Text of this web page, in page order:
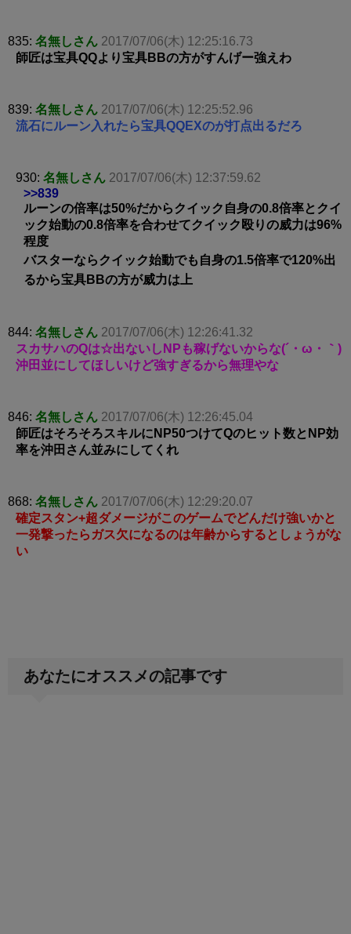
835: 名無しさん 2017/07/06(木) 12:25:16.73
師匠は宝具QQより宝具BBの方がすんげー強えわ
839: 名無しさん 2017/07/06(木) 12:25:52.96
流石にルーン入れたら宝具QQEXのが打点出るだろ
930: 名無しさん 2017/07/06(木) 12:37:59.62
>>839
ルーンの倍率は50%だからクイック自身の0.8倍率とクイ
ック始動の0.8倍率を合わせてクイック殴りの威力は96%
程度
バスターならクイック始動でも自身の1.5倍率で120%出
るから宝具BBの方が威力は上
844: 名無しさん 2017/07/06(木) 12:26:41.32
スカサハのQは☆出ないしNPも稼げないからな(´・ω・｀)
沖田並にしてほしいけど強すぎるから無理やな
846: 名無しさん 2017/07/06(木) 12:26:45.04
師匠はそろそろスキルにNP50つけてQのヒット数とNP効
率を沖田さん並みにしてくれ
868: 名無しさん 2017/07/06(木) 12:29:20.07
確定スタン+超ダメージがこのゲームでどんだけ強いかと
一発撃ったらガス欠になるのは年齢からするとしょうがな
い
あなたにオススメの記事です